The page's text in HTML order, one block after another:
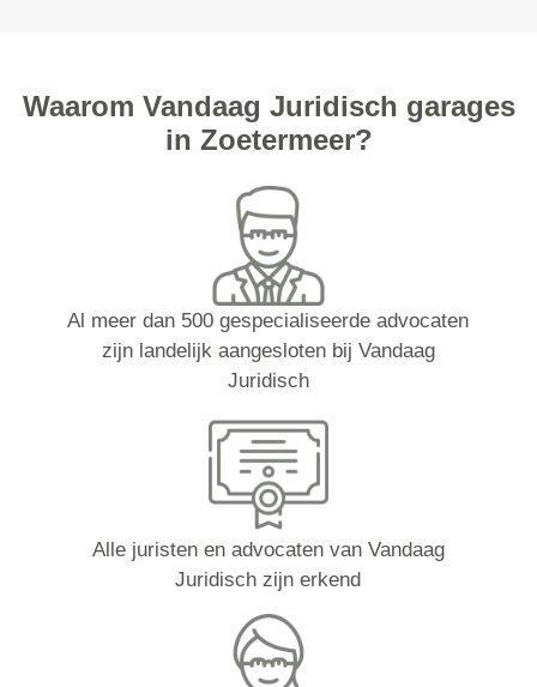
Waarom Vandaag Juridisch garages
in Zoetermeer?
Al meer dan 500 gespecialiseerde advocaten
zijn landelijk aangesloten bij Vandaag
Juridisch
Alle juristen en advocaten van Vandaag
Juridisch zijn erkend